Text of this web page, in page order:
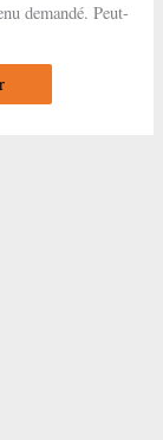
demandé. Peut-